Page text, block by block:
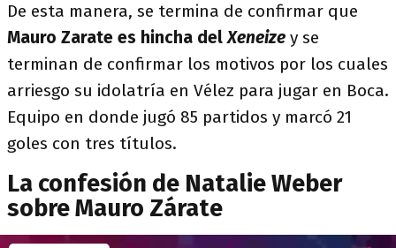
De esta manera, se termina de confirmar que
Mauro Zarate es hincha delXeneize y se
terminan de confirmar los motivos por los cuales
arriesgo su idolatría en Vélez para jugar en Boca.
Equipo en donde jugó 85 partidos y marcó 21
goles con tres títulos.
La confesión de Natalie Weber
sobre Mauro Zárate